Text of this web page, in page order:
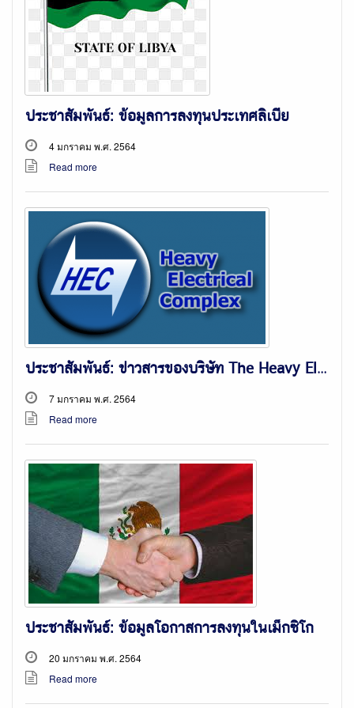
ประชาสัมพันธ์: ข้อมูลการลงทุนประเทศลิเบีย
4 มกราคม พ.ศ. 2564
Read more
ประชาสัมพันธ์: ข่าวสารของบริษัท The Heavy Electrical Complex (HEC) ของปากีสถาน
7 มกราคม พ.ศ. 2564
Read more
ประชาสัมพันธ์: ข้อมูลโอกาสการลงทุนในเม็กซิโก
20 มกราคม พ.ศ. 2564
Read more